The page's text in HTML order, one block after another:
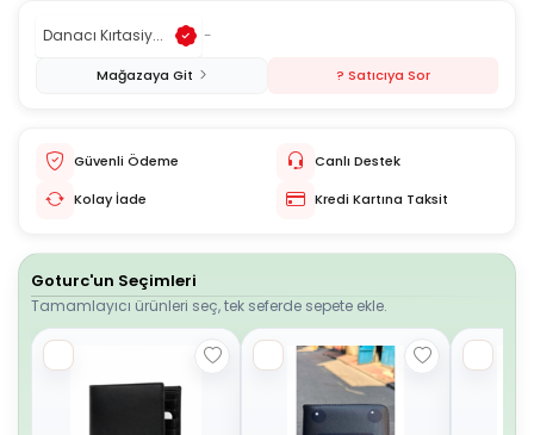
Danacı Kırtasiy... -
Mağazaya Git ? Satıcıya Sor
Güvenli Ödeme
Canlı Destek
Kolay İade
Kredi Kartına Taksit
Goturc'un Seçimleri
Tamamlayıcı ürünleri seç, tek seferde sepete ekle.